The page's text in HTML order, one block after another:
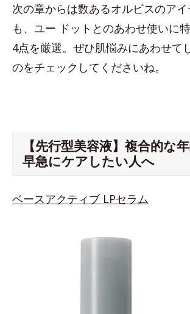
次の章からは数あるオルビスのア
も、ユー ドットとのあわせ使いに
4点を厳選。ぜひ肌悩みにあわせて
のをチェックしてくださいね。
【先行型美容液】複合的な
早急にケアしたい人へ
ベースアクティブ LPセラム